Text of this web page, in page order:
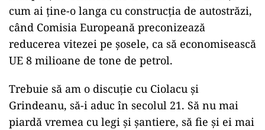
cum ai ține-o langa cu construcția de autostrăzi,
când Comisia Europeană preconizează
reducerea vitezei pe șosele, ca să economisească
UE 8 milioane de tone de petrol.
Trebuie să am o discuție cu Ciolacu și
Grindeanu, să-i aduc în secolul 21. Să nu mai
piardă vremea cu legi și șantiere, să fie și ei mai